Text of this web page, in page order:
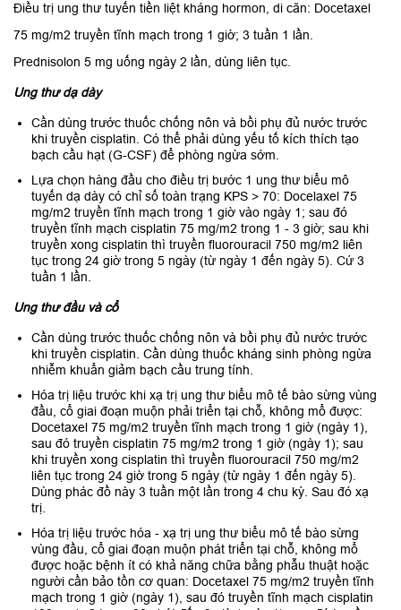
Điều trị ung thư tuyến tiền liệt kháng hormon, di căn: Docetaxel
75 mg/m2 truyền tĩnh mạch trong 1 giờ; 3 tuần 1 lần.
Prednisolon 5 mg uống ngày 2 lần, dùng liên tục.
Ung thư dạ dày
Cần dùng trước thuốc chống nôn và bồi phụ đủ nước trước
khi truyền cisplatin. Có thể phải dùng yếu tố kích thích tạo
bạch cầu hạt (G-CSF) để phòng ngừa sớm.
Lựa chọn hàng đầu cho điều trị bước 1 ung thư biểu mô
tuyến dạ dày có chỉ số toàn trạng KPS > 70: Docelaxel 75
mg/m2 truyền tĩnh mạch trong 1 giờ vào ngày 1; sau đó
truyền tĩnh mạch cisplatin 75 mg/m2 trong 1 - 3 giờ; sau khi
truyền xong cisplatin thì truyền fluorouracil 750 mg/m2 liên
tục trong 24 giờ trong 5 ngày (từ ngày 1 đến ngày 5). Cứ 3
tuần 1 lần.
Ung thư đầu và cổ
Cần dùng trước thuốc chống nôn và bồi phụ đủ nước trước
khi truyền cisplatin. Cần dùng thuốc kháng sinh phòng ngừa
nhiễm khuẩn giảm bạch cầu trung tính.
Hóa trị liệu trước khi xạ trị ung thư biểu mô tế bào sừng vùng
đầu, cổ giai đoạn muộn phải triển tại chỗ, không mổ được:
Docetaxel 75 mg/m2 truyền tĩnh mạch trong 1 giờ (ngày 1),
sau đó truyền cisplatin 75 mg/m2 trong 1 giờ (ngày 1); sau
khi truyền xong cisplatin thì truyền fluorouracil 750 mg/m2
liên tục trong 24 giờ trong 5 ngày (từ ngày 1 đến ngày 5).
Dùng phác đồ này 3 tuần một lần trong 4 chu kỳ. Sau đó xạ
trị.
Hóa trị liệu trước hóa - xạ trị ung thư biểu mô tế bào sừng
vùng đầu, cổ giai đoạn muộn phát triển tại chỗ, không mổ
được hoặc bệnh ít có khả năng chữa bằng phẫu thuật hoặc
người cần bảo tồn cơ quan: Docetaxel 75 mg/m2 truyền tĩnh
mạch trong 1 giờ (ngày 1), sau đó truyền tĩnh mạch cisplatin